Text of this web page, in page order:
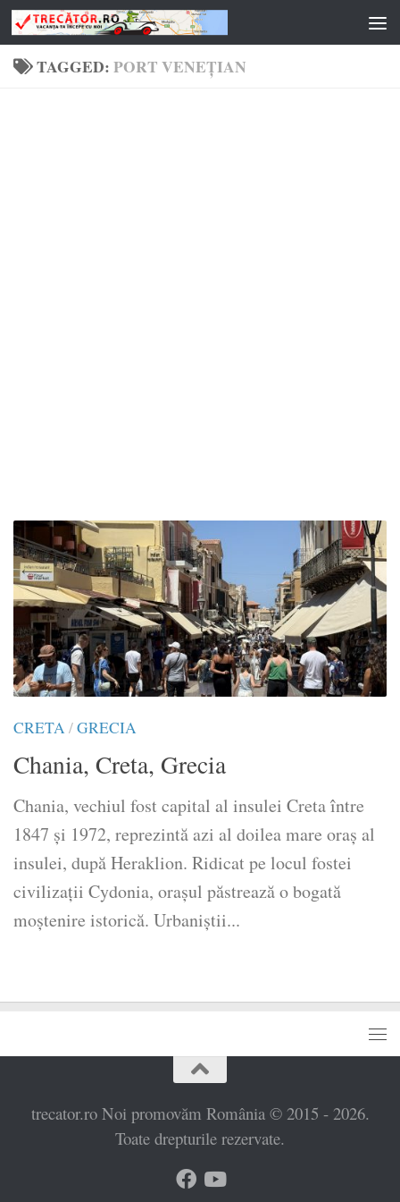
Skip to content
TAGGED:PORT VENEȚIAN
CRETA/GRECIA
Chania, Creta, Grecia
Chania, vechiul fost capital al insulei Creta între
1847 și 1972, reprezintă azi al doilea mare oraș al
insulei, după Heraklion. Ridicat pe locul fostei
civilizații Cydonia, orașul păstrează o bogată
moștenire istorică. Urbaniștii...
trecator.ro Noi promovăm România © 2015 - 2026.
Toate drepturile rezervate.